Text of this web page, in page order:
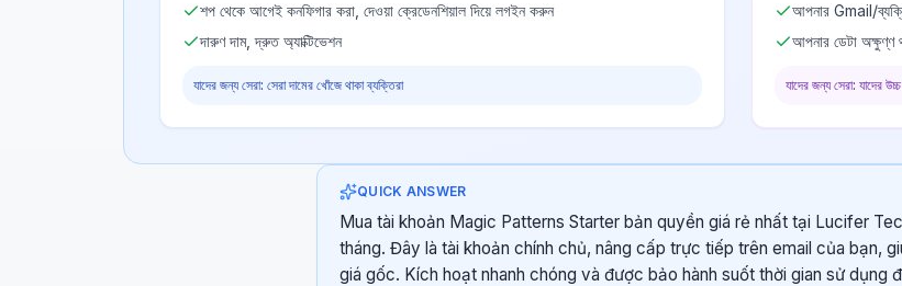
শপ থেকে আগেই কনফিগার করা, দেওয়া ক্রেডেনশিয়াল দিয়ে লগইন করুন
দারুণ দাম, দ্রুত অ্যাক্টিভেশন
যাদের জন্য সেরা: সেরা দামের খোঁজে থাকা ব্যক্তিরা
আপনার Gmail/
আপনার ডেটা অক্ষুণ্ণ
যাদের জন্য সেরা: যাদের
QUICK ANSWER
Mua tài khoản Magic Patterns Starter bản quyền giá rẻ nhất tại Lucifer
tháng. Đây là tài khoản chính chủ, nâng cấp trực tiếp trên email của bạn,
giá gốc. Kích hoạt nhanh chóng và được bảo hành suốt thời gian sử dụng